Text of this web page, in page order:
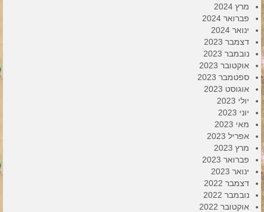
מרץ 2024
פברואר 2024
ינואר 2024
דצמבר 2023
נובמבר 2023
אוקטובר 2023
ספטמבר 2023
אוגוסט 2023
יולי 2023
יוני 2023
מאי 2023
אפריל 2023
מרץ 2023
פברואר 2023
ינואר 2023
דצמבר 2022
נובמבר 2022
אוקטובר 2022